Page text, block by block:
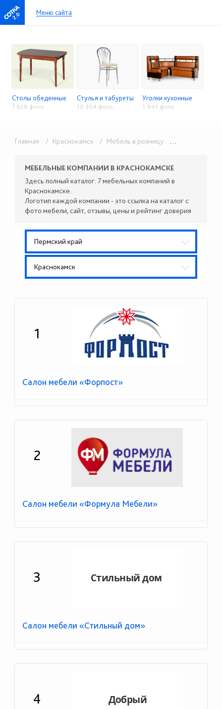
2.0 Меню сайта
Столы обеденные
7 828 фото
Стулья и табуреты
10 304 фото
Уголки кухонные
1 945 фото
Главная / Краснокамск / Мебель в розницу
МЕБЕЛЬНЫЕ КОМПАНИИ В КРАСНОКАМСКЕ
Здесь полный каталог: 7 мебельных компаний в
Краснокамске.
Логотип каждой компании - это ссылка на каталог с
фото мебели, сайт, отзывы, цены и рейтинг доверия
Пермский край
Краснокамск
1
Салон мебели «Форпост»
2
Салон мебели «Формула Мебели»
3
Салон мебели «Стильный дом»
4